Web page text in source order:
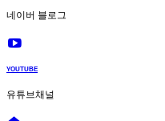
네이버 블로그
YOUTUBE
유튜브채널